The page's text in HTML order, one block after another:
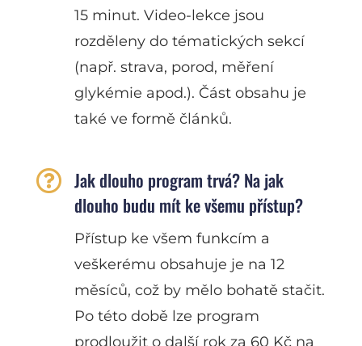
15 minut. Video-lekce jsou
rozděleny do tématických sekcí
(např. strava, porod, měření
glykémie apod.). Část obsahu je
také ve formě článků.
 Jak dlouho program trvá? Na jak
dlouho budu mít ke všemu přístup?
Přístup ke všem funkcím a
veškerému obsahuje je na 12
měsíců, což by mělo bohatě stačit.
Po této době lze program
prodloužit o další rok za 60 Kč na